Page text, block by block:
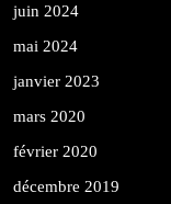
juin 2024
mai 2024
janvier 2023
mars 2020
février 2020
décembre 2019